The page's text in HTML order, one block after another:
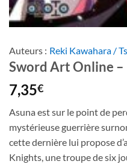
Auteurs : Reki Kawahara /
Sword Art Online –
7,35€
Asuna est sur le point de
mystérieuse guerrière
cette dernière lui propose
Knights, une troupe de six